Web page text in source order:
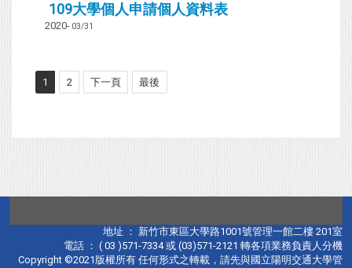
109大學個人申請個人資料表
2020- 03/31
1 2 下一頁 最後
地址 ： 新竹市東區大學路1001號管理一館二樓 201室
電話 ： ( 03 )571-7334 或 (03)571-2121 轉各項業務負責人分機
Copyright ©2021版權所有 任何形式之轉載，請先與國立陽明交通大學管